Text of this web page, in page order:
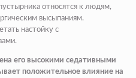
относятся к людям,
высыпаниям.
настойку с
его высокими седативными
положительное влияние на